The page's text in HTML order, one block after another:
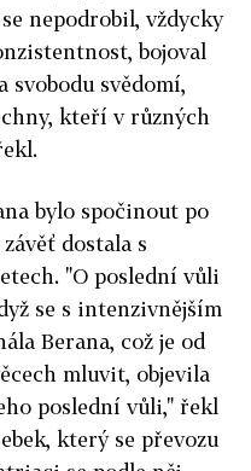
nepodrobil, vždycky
bojoval
svobodu svědomí,
kteří v různých
bylo spočinout po
dostala s
"O poslední vůli
se s intenzivnějším
Berana, což je od
mluvit, objevila
poslední vůli," řekl
který se převozu